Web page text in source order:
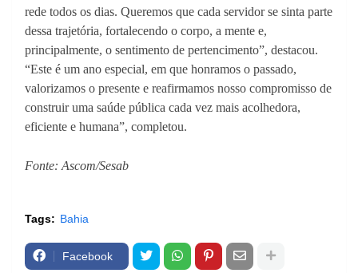
rede todos os dias. Queremos que cada servidor se sinta parte
dessa trajetória, fortalecendo o corpo, a mente e,
principalmente, o sentimento de pertencimento”, destacou.
“Este é um ano especial, em que honramos o passado,
valorizamos o presente e reafirmamos nosso compromisso de
construir uma saúde pública cada vez mais acolhedora,
eficiente e humana”, completou.
Fonte: Ascom/Sesab
Tags: Bahia
Facebook